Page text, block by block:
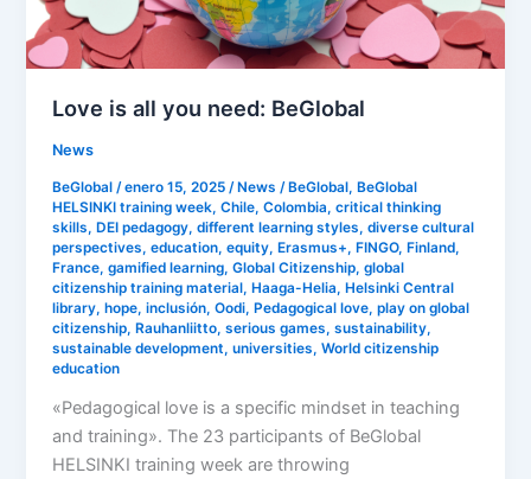
Love is all you need: BeGlobal
News
BeGlobal/enero 15, 2025/News /BeGlobal,BeGlobal
HELSINKI training week,Chile,Colombia,critical thinking
skills,DEI pedagogy,different learning styles,diverse cultural
perspectives,education,equity,Erasmus+,FINGO,Finland,
France,gamified learning,Global Citizenship,global
citizenship training material,Haaga-Helia,Helsinki Central
library,hope,inclusión,Oodi,Pedagogical love,play on global
citizenship,Rauhanliitto,serious games,sustainability,
sustainable development,universities,World citizenship
education
«Pedagogical love is a specific mindset in teaching
and training». The 23 participants of BeGlobal
HELSINKI training week are throwing